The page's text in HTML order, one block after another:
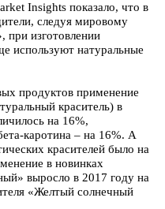
Insights показало, что в
следуя мировому
при изготовлении
используют натуральные
продуктов применение
краситель) в
на 16%,
каротина – на 16%. А
красителей было на
в новинках
выросло в 2017 году на
«Желтый солнечный